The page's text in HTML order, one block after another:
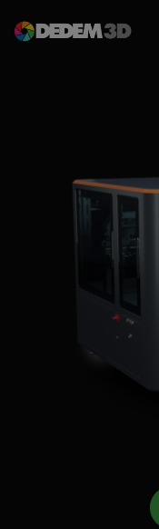
Risorse
Assistenza
Newsletter